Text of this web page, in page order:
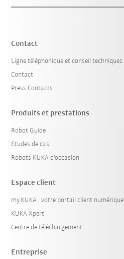
Contact
Ligne téléphonique et conseil techniques
Contact
Press Contacts
Produits et prestations
Robot Guide
Etudes de cas
Robots KUKA d'occasion
Espace client
my.KUKA : votre portail client numérique
KUKA Xpert
Centre de téléchargement
Entreprise